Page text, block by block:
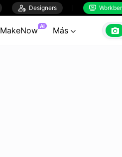
 Designers 
MakeNow AI Más  